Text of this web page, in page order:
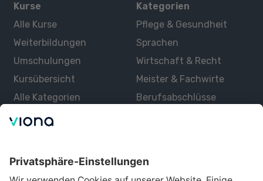
Kurse
Alle Kurse
Weiterbildungen
Umschulungen
Kursübersicht
Alle Kategorien
Kategorien
Pflege & Gesundheit
Sprachen
Wirtschaft & Recht
Meister & Fachwirte
Berufsabschlüsse
Über uns
Lernen mit Viona